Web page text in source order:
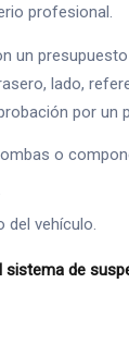
profesional.
lado,
por un
o
vehículo.
sistema de